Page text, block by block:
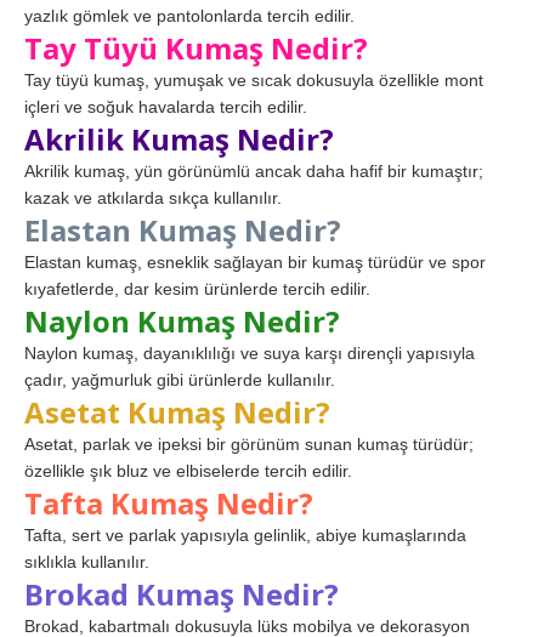
yazlık gömlek ve pantolonlarda tercih edilir.
Tay Tüyü Kumaş Nedir?
Tay tüyü kumaş, yumuşak ve sıcak dokusuyla özellikle mont
içleri ve soğuk havalarda tercih edilir.
Akrilik Kumaş Nedir?
Akrilik kumaş, yün görünümlü ancak daha hafif bir kumaştır;
kazak ve atkılarda sıkça kullanılır.
Elastan Kumaş Nedir?
Elastan kumaş, esneklik sağlayan bir kumaş türüdür ve spor
kıyafetlerde, dar kesim ürünlerde tercih edilir.
Naylon Kumaş Nedir?
Naylon kumaş, dayanıklılığı ve suya karşı dirençli yapısıyla
çadır, yağmurluk gibi ürünlerde kullanılır.
Asetat Kumaş Nedir?
Asetat, parlak ve ipeksi bir görünüm sunan kumaş türüdür;
özellikle şık bluz ve elbiselerde tercih edilir.
Tafta Kumaş Nedir?
Tafta, sert ve parlak yapısıyla gelinlik, abiye kumaşlarında
sıklıkla kullanılır.
Brokad Kumaş Nedir?
Brokad, kabartmalı dokusuyla lüks mobilya ve dekorasyon